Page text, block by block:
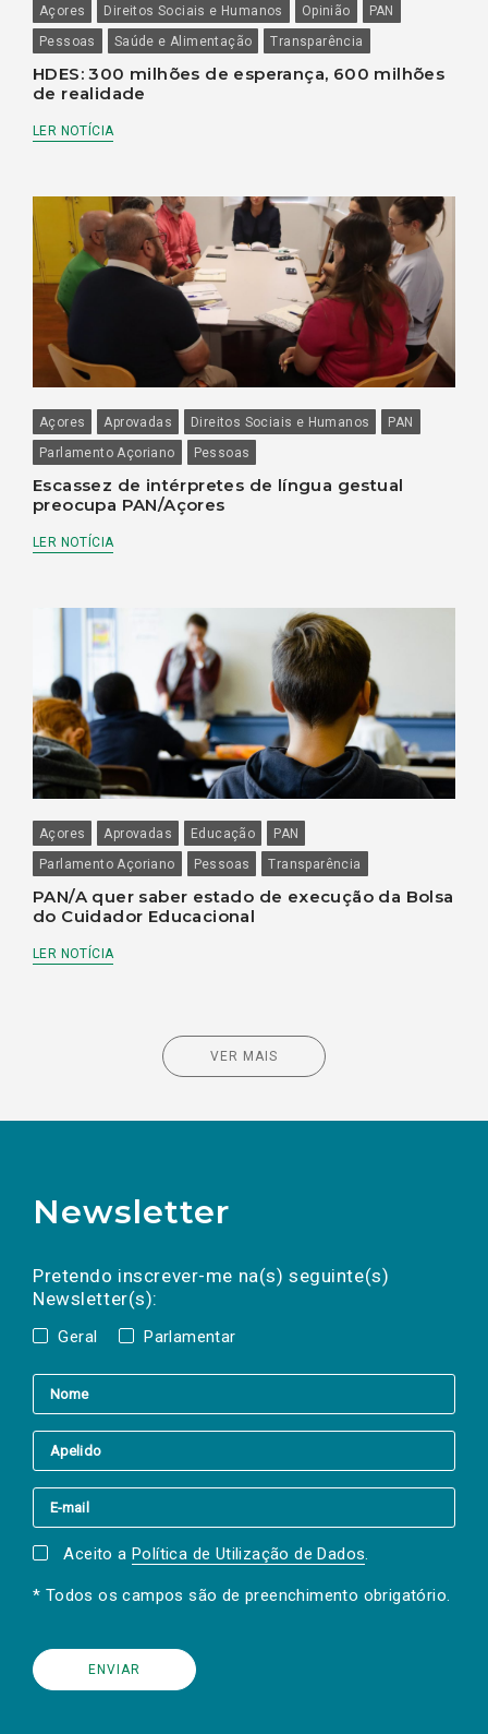
Açores Direitos Sociais e Humanos Opinião
PAN
Pessoas
Saúde e Alimentação Transparência
HDES: 300 milhões de esperança, 600 milhões
de realidade
LER NOTÍCIA
Açores Aprovadas Direitos Sociais e Humanos
PAN
Parlamento Açoriano
Pessoas
Escassez de intérpretes de língua gestual
preocupa PAN/Açores
LER NOTÍCIA
Açores Aprovadas Educação
PAN
Parlamento Açoriano
Pessoas Transparência
PAN/A quer saber estado de execução da Bolsa
do Cuidador Educacional
LER NOTÍCIA
VER MAIS
Newsletter
Pretendo inscrever-me na(s) seguinte(s)
Newsletter(s):
Geral Parlamentar
a(s) newsletter(s).
mail
Aceito a Política de Utilização de Dados.
* Todos os campos são de preenchimento obrigatório.